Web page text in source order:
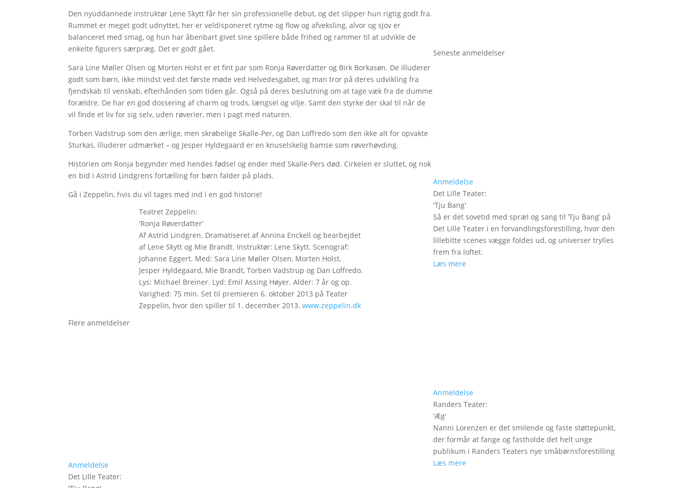
Den nyuddannede instruktør Lene Skytt får her sin professionelle debut, og det slipper hun rigtig godt fra.
Rummet er meget godt udnyttet, her er veldisponeret rytme og flow og afveksling, alvor og sjov er
balanceret med smag, og hun har åbenbart givet sine spillere både frihed og rammer til at udvikle de
enkelte figurers særpræg. Det er godt gået.
Sara Line Møller Olsen og Morten Holst er et fint par som Ronja Røverdatter og Birk Borkasøn. De illuderer
godt som børn, ikke mindst ved det første møde ved Helvedesgabet, og man tror på deres udvikling fra
fjendskab til venskab, efterhånden som tiden går. Også på deres beslutning om at tage væk fra de dumme
forældre. De har en god dossering af charm og trods, længsel og vilje. Samt den styrke der skal til når de
vil finde et liv for sig selv, uden røverier, men i pagt med naturen.
Torben Vadstrup som den ærlige, men skrøbelige Skalle-Per, og Dan Loffredo som den ikke alt for opvakte
Sturkas, illuderer udmærket – og Jesper Hyldegaard er en knuselskelig bamse som røverhøvding.
Historien om Ronja begynder med hendes fødsel og ender med Skalle-Pers død. Cirkelen er sluttet, og nok
en bid i Astrid Lindgrens fortælling for børn falder på plads.
Gå i Zeppelin, hvis du vil tages med ind i en god historie!
Teatret Zeppelin:
'Ronja Røverdatter'
Af Astrid Lindgren. Dramatiseret af Annina Enckell og bearbejdet
af Lene Skytt og Mie Brandt. Instruktør: Lene Skytt. Scenograf:
Johanne Eggert. Med: Sara Line Møller Olsen, Morten Holst,
Jesper Hyldegaard, Mie Brandt, Torben Vadstrup og Dan Loffredo.
Lys: Michael Breiner. Lyd: Emil Assing Høyer. Alder: 7 år og op.
Varighed: 75 min. Set til premieren 6. oktober 2013 på Teater
Zeppelin, hvor den spiller til 1. december 2013. www.zeppelin.dk
Flere anmeldelser
Anmeldelse
Det Lille Teater:
Seneste anmeldelser
Anmeldelse
Det Lille Teater:
'Tju Bang'
Så er det sovetid med spræl og sang til ’Tju Bang’ på
Det Lille Teater i en forvandlingsforestilling, hvor den
lillebitte scenes vægge foldes ud, og universer trylles
frem fra loftet.
Læs mere
Anmeldelse
Randers Teater:
'Æg'
Nanni Lorenzen er det smilende og faste støttepunkt,
der formår at fange og fastholde det helt unge
publikum i Randers Teaters nye småbørnsforestilling
Læs mere